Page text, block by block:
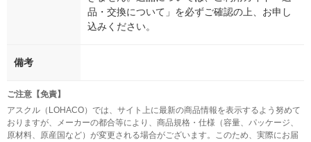
品・交換について」を必ずご確認の上、お申し
込みください。
備考
ご注意【免責】
アスクル（LOHACO）では、サイト上に最新の商品情報を表示するよう努めて
おりますが、メーカーの都合等により、商品規格・仕様（容量、パッケージ、
原材料、原産国など）が変更される場合がございます。このため、実際にお届